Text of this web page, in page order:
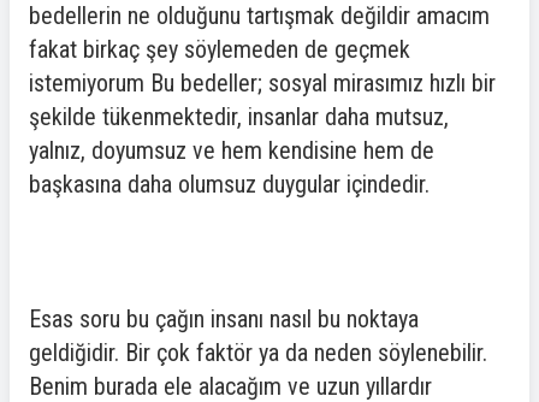
bedellerin ne olduğunu tartışmak değildir amacım
fakat birkaç şey söylemeden de geçmek
istemiyorum Bu bedeller; sosyal mirasımız hızlı bir
şekilde tükenmektedir, insanlar daha mutsuz,
yalnız, doyumsuz ve hem kendisine hem de
başkasına daha olumsuz duygular içindedir.
Esas soru bu çağın insanı nasıl bu noktaya
geldiğidir. Bir çok faktör ya da neden söylenebilir.
Benim burada ele alacağım ve uzun yıllardır